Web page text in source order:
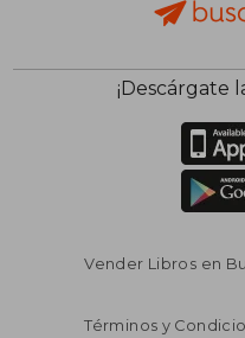
¡Descárgate
Vender Libros en
Términos y